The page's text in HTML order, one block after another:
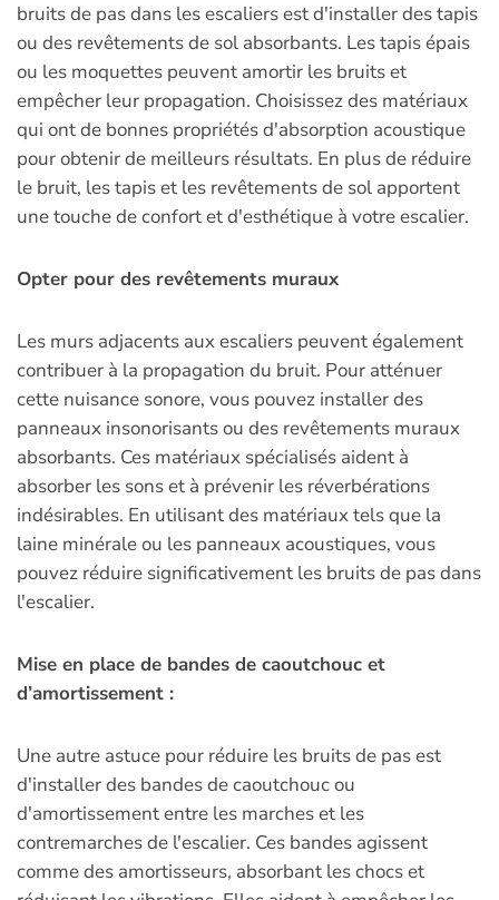
bruits de pas dans les escaliers est d'installer des tapis
ou des revêtements de sol absorbants. Les tapis épais
ou les moquettes peuvent amortir les bruits et
empêcher leur propagation. Choisissez des matériaux
qui ont de bonnes propriétés d'absorption acoustique
pour obtenir de meilleurs résultats. En plus de réduire
le bruit, les tapis et les revêtements de sol apportent
une touche de confort et d'esthétique à votre escalier.
Opter pour des revêtements muraux
Les murs adjacents aux escaliers peuvent également
contribuer à la propagation du bruit. Pour atténuer
cette nuisance sonore, vous pouvez installer des
panneaux insonorisants ou des revêtements muraux
absorbants. Ces matériaux spécialisés aident à
absorber les sons et à prévenir les réverbérations
indésirables. En utilisant des matériaux tels que la
laine minérale ou les panneaux acoustiques, vous
pouvez réduire significativement les bruits de pas dans
l'escalier.
Mise en place de bandes de caoutchouc et
d’amortissement :
Une autre astuce pour réduire les bruits de pas est
d'installer des bandes de caoutchouc ou
d'amortissement entre les marches et les
contremarches de l'escalier. Ces bandes agissent
comme des amortisseurs, absorbant les chocs et